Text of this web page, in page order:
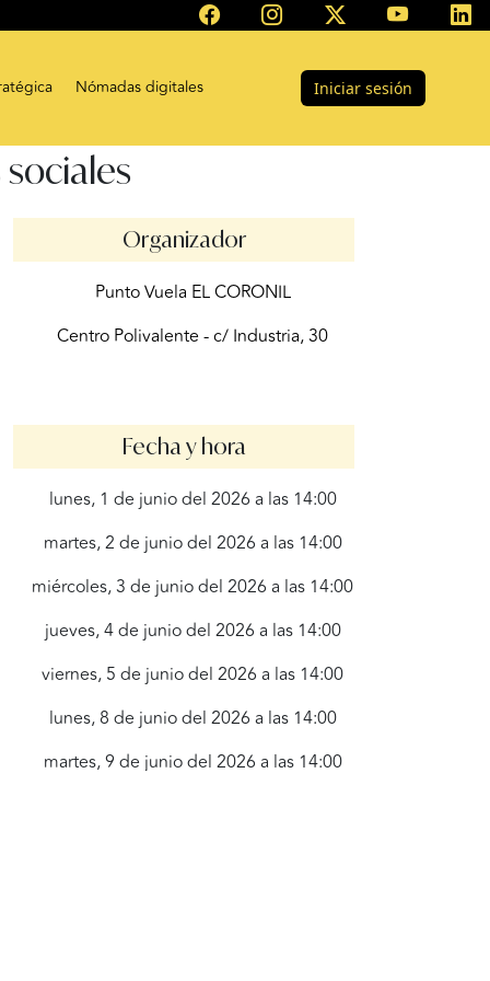
Nómadas digitales Iniciar sesión
Organizador
Punto Vuela EL CORONIL
Centro Polivalente - c/ Industria, 30
Fecha y hora
lunes, 1 de junio del 2026 a las 14:00
martes, 2 de junio del 2026 a las 14:00
miércoles, 3 de junio del 2026 a las 14:00
jueves, 4 de junio del 2026 a las 14:00
viernes, 5 de junio del 2026 a las 14:00
lunes, 8 de junio del 2026 a las 14:00
martes, 9 de junio del 2026 a las 14:00